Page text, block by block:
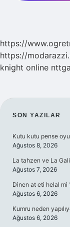
https://
https://
knight online
SON YAZILAR
Kutu kutu pense
Ağustos 8, 2026
La tahzen ve La
Ağustos 7, 2026
Dinen at eti helal mi
Ağustos 6, 2026
Kumru neden
Ağustos 6, 2026